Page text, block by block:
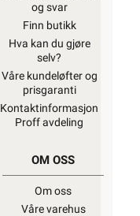
og svar
Finn butikk
Hva kan du gjøre
selv?
Våre kundeløfter og
prisgaranti
Kontaktinformasjon
Proff avdeling
OM OSS
Om oss
Våre varehus